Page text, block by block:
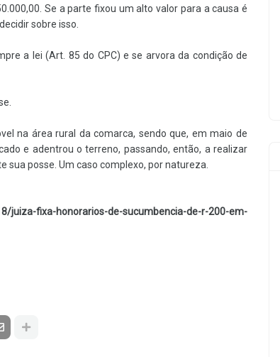
Se a parte fixou um alto valor para a causa é
sobre isso.
a lei (Art. 85 do CPC) e se arvora da condição de
na área rural da comarca, sendo que, em maio de
e adentrou o terreno, passando, então, a realizar
sua posse. Um caso complexo, por natureza.
juiza-fixa-honorarios-de-sucumbencia-de-r-200-em-